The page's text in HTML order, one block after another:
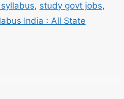
, study govt jobs,
India : All State